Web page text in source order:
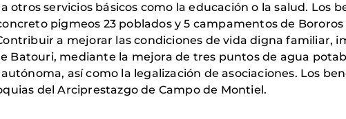
otros servicios básicos como la educación o la salud. Los
pigmeos 23 poblados y 5 campamentos de
a mejorar las condiciones de vida digna familiar,
Batouri, mediante la mejora de tres puntos de agua
así como la legalización de asociaciones. Los
del Arciprestazgo de Campo de Montiel.